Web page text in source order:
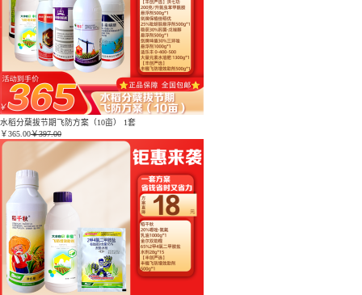
水稻分蘖拔节期飞防方案（10亩） 1套
￥365.00￥397.00